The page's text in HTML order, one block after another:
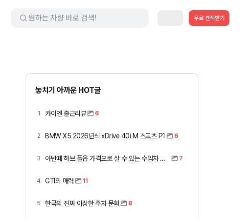
무료 견적받기
놓치기 아까운 HOT글
1 카이엔 출근리뷰 6
2 BMW X5 2026년식 xDrive 40i M 스포츠 P1 6
3 아반떼 하브 풀옵 가격으로 살 수 있는 수입차 모아봤습니다 (중고 포함) 7
4 GTI의 매력 11
5 한국의 진짜 이상한 주차 문화 8